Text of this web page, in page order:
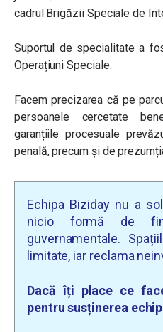
cadrul Brigăzii Speciale de
Suportul de specialitate a
Operațiuni Speciale.
Facem precizarea că pe
persoanele cercetate
garanțiile procesuale
penală, precum și de
Echipa Biziday nu a
nicio formă de
guvernamentale.
limitate, iar reclama
Dacă îți place ce
pentru susținerea